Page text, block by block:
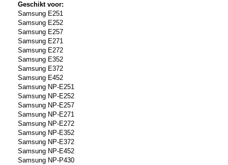
Geschikt voor:
Samsung E251
Samsung E252
Samsung E257
Samsung E271
Samsung E272
Samsung E352
Samsung E372
Samsung E452
Samsung NP-E251
Samsung NP-E252
Samsung NP-E257
Samsung NP-E271
Samsung NP-E272
Samsung NP-E352
Samsung NP-E372
Samsung NP-E452
Samsung NP-P430